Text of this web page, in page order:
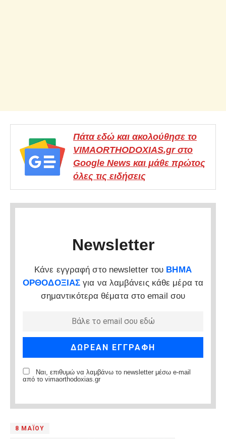
Πάτα εδώ και ακολούθησε το
VIMAORTHODOXIAS.gr στο
Google News και μάθε πρώτος
όλες τις ειδήσεις
Newsletter
Κάνε εγγραφή στο newsletter του ΒΗΜΑ
ΟΡΘΟΔΟΞΙΑΣ για να λαμβάνεις κάθε μέρα τα
σημαντικότερα θέματα στο email σου
Ναι, επιθυμώ να λαμβάνω το newsletter μέσω e-mail
από το vimaorthodoxias.gr
8 ΜΑΪΟΥ